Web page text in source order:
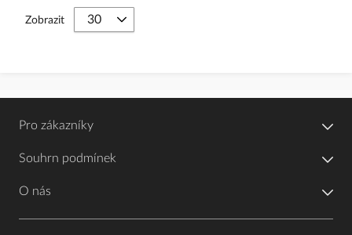
Zobrazit
Pro zákazníky
Souhrn podmínek
O nás